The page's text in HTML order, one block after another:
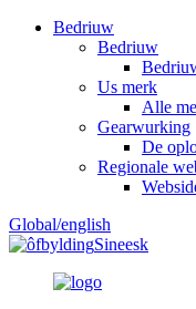
Bedriuw
Bedriuw
Us merk
Alle
Gearwurking
De
Regionale
Global/english
Sineesk